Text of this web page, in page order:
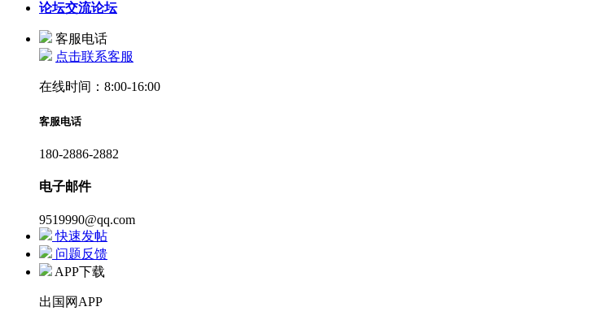
论坛交流论坛
客服电话
点击联系客服
在线时间：8:00-16:00
客服电话
180-2886-2882
电子邮件
9519990@qq.com
快速发帖
问题反馈
APP下载
出国网APP